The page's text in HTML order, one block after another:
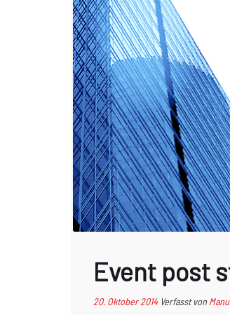
Event post
20. Oktober 2014 Verfasst von